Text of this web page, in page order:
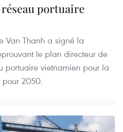
portuaire
Van Thanh a signé la
le plan directeur de
portuaire vietnamien pour la
pour 2050.